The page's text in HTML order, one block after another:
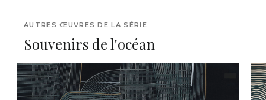
AUTRES ŒUVRES DE LA SÉRIE
Souvenirs de l'océan